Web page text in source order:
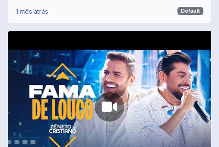
1 mês atrás Default